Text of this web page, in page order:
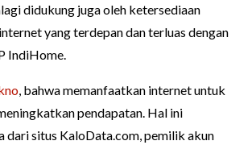
didukung juga oleh ketersediaan
yang terdepan dan terluas dengan
IndiHome.
, bahwa memanfaatkan internet untuk
pendapatan. Hal ini
dari situs KaloData.com, pemilik akun